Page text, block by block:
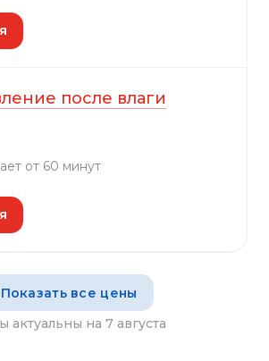
после влаги
от 60 минут
Показать все цены
актуальны на 7 августа